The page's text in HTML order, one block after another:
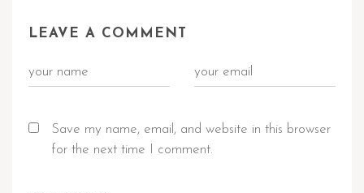
LEAVE A COMMENT
Save my name, email, and website in this browser
for the next time I comment.